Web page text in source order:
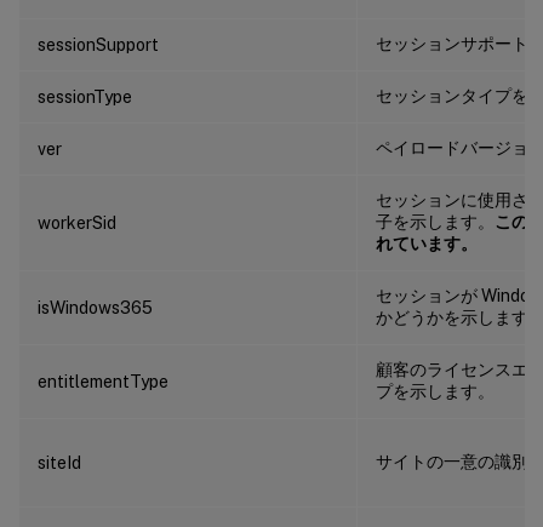
sessionSupport セッションサポート
sessionType セッションタイプを
ver ペイロードバージョ
workerSid
セッションに使用さ
子を示します。 この
れています。
isWindows365
セッションが
かどうかを示します
entitlementType
顧客のライセンスエ
プを示します。
siteId サイトの一意の識別